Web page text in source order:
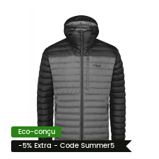
Eco-conçu
-5% Extra - Code Summer5